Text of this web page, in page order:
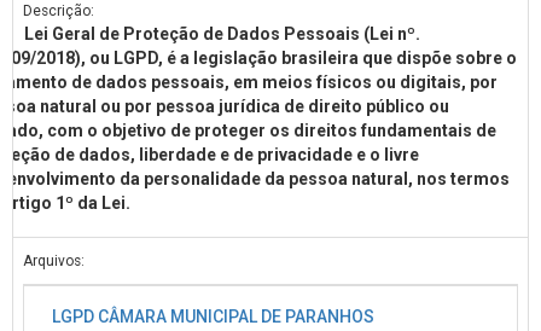
Descrição:
Geral de Proteção de Dados Pessoais (Lei nº.
2018), ou LGPD, é a legislação brasileira que dispõe sobre o
de dados pessoais, em meios físicos ou digitais, por
natural ou por pessoa jurídica de direito público ou
com o objetivo de proteger os direitos fundamentais de
de dados, liberdade e de privacidade e o livre
da personalidade da pessoa natural, nos termos
1º da Lei.
Arquivos:
LGPD CÂMARA MUNICIPAL DE PARANHOS